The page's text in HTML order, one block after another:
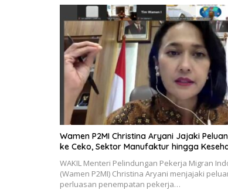
Wamen P2MI Christina Aryani Jajaki
ke Ceko, Sektor Manufaktur hingga
WAKIL Menteri Pelindungan Pekerja Migran
(Wamen P2MI) Christina Aryani menjajaki
perluasan penempatan pekerja…